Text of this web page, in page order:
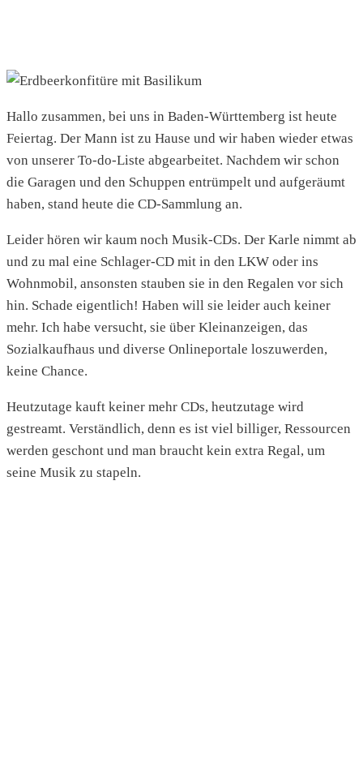
Hallo zusammen, bei uns in Baden-Württemberg ist heute
Feiertag. Der Mann ist zu Hause und wir haben wieder etwas
von unserer To-do-Liste abgearbeitet. Nachdem wir schon
die Garagen und den Schuppen entrümpelt und aufgeräumt
haben, stand heute die CD-Sammlung an.
Leider hören wir kaum noch Musik-CDs. Der Karle nimmt ab
und zu mal eine Schlager-CD mit in den LKW oder ins
Wohnmobil, ansonsten stauben sie in den Regalen vor sich
hin. Schade eigentlich! Haben will sie leider auch keiner
mehr. Ich habe versucht, sie über Kleinanzeigen, das
Sozialkaufhaus und diverse Onlineportale loszuwerden,
keine Chance.
Heutzutage kauft keiner mehr CDs, heutzutage wird
gestreamt. Verständlich, denn es ist viel billiger, Ressourcen
werden geschont und man braucht kein extra Regal, um
seine Musik zu stapeln.